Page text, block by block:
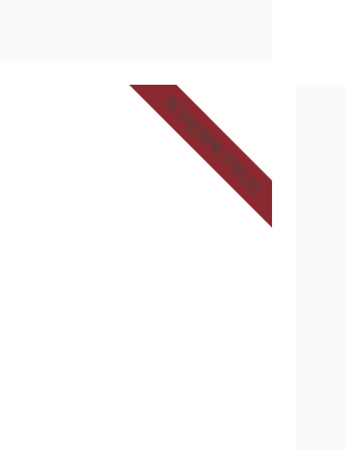
SCHERPE PRIJS